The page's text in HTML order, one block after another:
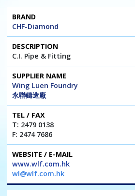
Brand
CHF-Diamond
C.I. Pipe & Fitting
Wing Luen Foundry
永聯鑄造廠
T: 2479 0138
F: 2474 7686
www.wlf.com.hk
wl@wlf.com.hk